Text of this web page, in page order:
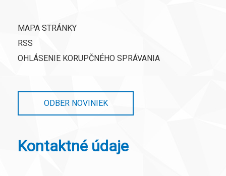
MAPA STRÁNKY
RSS
OHLÁSENIE KORUPČNÉHO SPRÁVANIA
ODBER NOVINIEK
Kontaktné údaje